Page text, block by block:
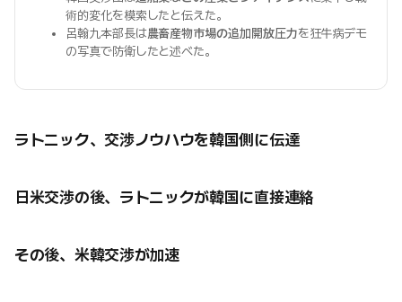
術的変化を模索したと伝えた。
呂翰九本部長は農畜産物市場の追加開放圧力を狂牛病デモ
の写真で防衛したと述べた。
ラトニック、交渉ノウハウを韓国側に伝達
日米交渉の後、ラトニックが韓国に直接連絡
その後、米韓交渉が加速